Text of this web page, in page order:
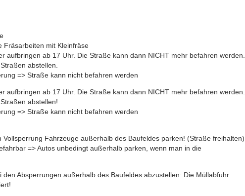
Fräsarbeiten mit Kleinfräse
aufbringen ab 17 Uhr. Die Straße kann dann NICHT mehr befahren werden.
abstellen.
=> Straße kann nicht befahren werden
aufbringen ab 17 Uhr. Die Straße kann dann NICHT mehr befahren werden.
abstellen!
=> Straße kann nicht befahren werden
Vollsperrung Fahrzeuge außerhalb des Baufeldes parken! (Straße freihalten)
=> Autos unbedingt außerhalb parken, wenn man in die
den Absperrungen außerhalb des Baufeldes abzustellen: Die Müllabfuhr